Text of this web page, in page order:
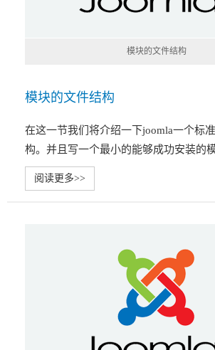
模块的文件结构
模块的文件结构
在这一节我们将介绍一下joomla一个标
构。并且写一个最小的能够成功安装的模
阅读更多>>